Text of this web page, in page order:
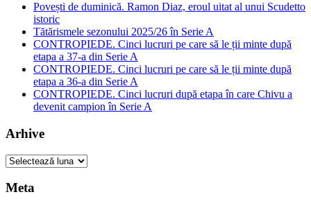
Povești de duminică. Ramon Diaz, eroul uitat al unui Scudetto
istoric
Tătărismele sezonului 2025/26 în Serie A
CONTROPIEDE. Cinci lucruri pe care să le ții minte după
etapa a 37-a din Serie A
CONTROPIEDE. Cinci lucruri pe care să le ții minte după
etapa a 36-a din Serie A
CONTROPIEDE. Cinci lucruri după etapa în care Chivu a
devenit campion în Serie A
Arhive
Arhive
Meta